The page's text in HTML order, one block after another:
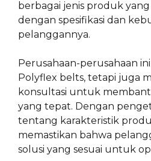
berbagai jenis produk
dengan spesifikasi dan
pelanggannya.
Perusahaan-perusahaan
Polyflex belts, tetapi juga
konsultasi untuk
yang tepat. Dengan
tentang karakteristik
memastikan bahwa
solusi yang sesuai untuk